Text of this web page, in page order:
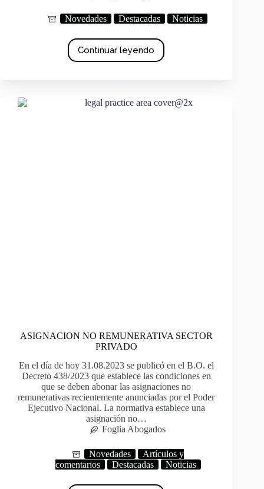
Novedades Destacadas Noticias
Continuar leyendo
ASIGNACION NO REMUNERATIVA SECTOR
PRIVADO
En el día de hoy 31.08.2023 se publicó en el B.O. el
Decreto 438/2023 que establece las condiciones en
que se deben abonar las asignaciones no
remunerativas recientemente anunciadas por el Poder
Ejecutivo Nacional. La normativa establece una
asignación no…
Foglia Abogados
Novedades
Artículos y
comentarios
Destacadas Noticias